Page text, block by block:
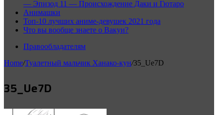
— Эпизод 11 — Происхождение Даки и Гютаро
Анимашки
Топ-10 лучших аниме-девушек 2021 года
Что вы вообще знаете о Вакуи?
Правообладателям
Home/Туалетный мальчик Ханако-кун/35_Ue7D
35_Ue7D